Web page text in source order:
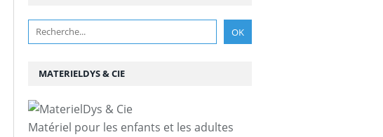
MATERIELDYS & CIE
Matériel pour les enfants et les adultes